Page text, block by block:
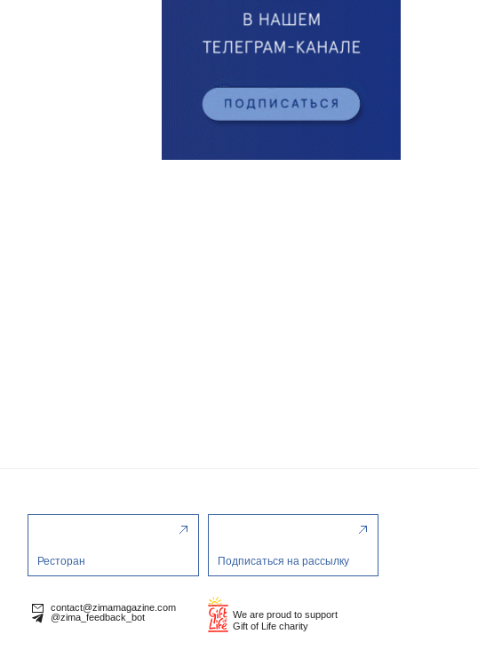
Ресторан Подписаться на рассылку
contact@zimamagazine.com
@zima_feedback_bot
We are proud to support
Gift of Life charity